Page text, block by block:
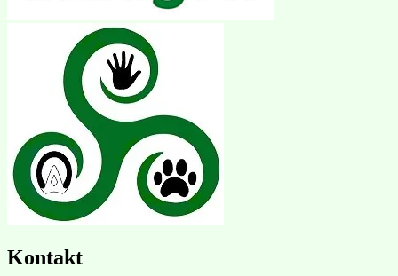
Kontakt